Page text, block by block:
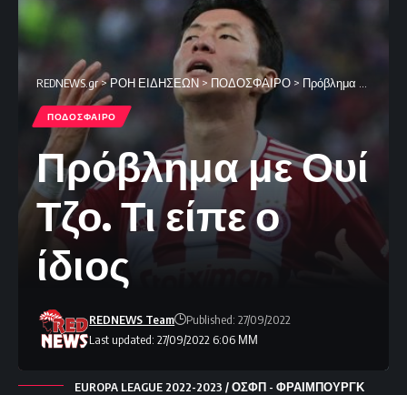
REDNEWS.gr>ΡΟΗ ΕΙΔΗΣΕΩΝ > ΠΟΔΟΣΦΑΙΡΟ > Πρόβλημα με Ουί Τζο. Τι είπε ο ίδιος
ΠΟΔΟΣΦΑΙΡΟ
Πρόβλημα με Ουί
Τζο. Τι είπε ο
ίδιος
Last updated: 27/09/2022 6:06 ΜΜ
REDNEWS Team Published: 27/09/2022
EUROPA LEAGUE 2022-2023 / ΟΣΦΠ - ΦΡΑΙΜΠΟΥΡΓΚ